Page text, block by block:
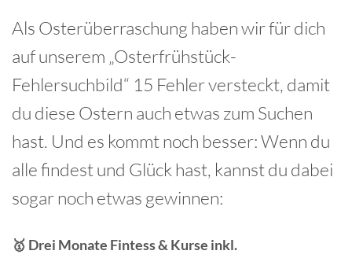
Als Osterüberraschung haben wir für dich
auf unserem „Osterfrühstück-
Fehlersuchbild“ 15 Fehler versteckt, damit
du diese Ostern auch etwas zum Suchen
hast. Und es kommt noch besser: Wenn du
alle findest und Glück hast, kannst du dabei
sogar noch etwas gewinnen:
🥇 Drei Monate Fintess & Kurse inkl.